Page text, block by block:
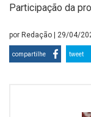
Participação da
por Redação | 29/04/
compartilhe tweet